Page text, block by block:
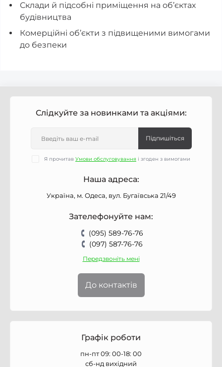
Склади й підсобні приміщення на об’єктах
будівництва
Комерційні об’єкти з підвищеними вимогами
до безпеки
Слідкуйте за новинками та акціями:
Підпишіться
Я прочитав Умови обслуговування і згоден з вимогами
Наша адреса:
Україна, м. Одеса, вул. Бугаївська 21/49
Зателефонуйте нам:
(095) 589-76-76
(097) 587-76-76
Передзвоніть мені
До контактів
Графік роботи
пн-пт 09: 00-18: 00
сб-нд вихідний